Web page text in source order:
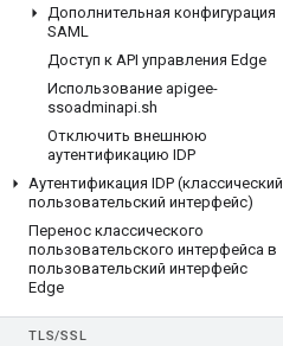
Дополнительная конфигурация
SAML
Доступ к API управления Edge
Использование apigee-
ssoadminapi.sh
Отключить внешнюю
аутентификацию IDP
Аутентификация IDP (классический
пользовательский интерфейс)
Перенос классического
пользовательского интерфейса в
пользовательский интерфейс
Edge
TLS/SSL